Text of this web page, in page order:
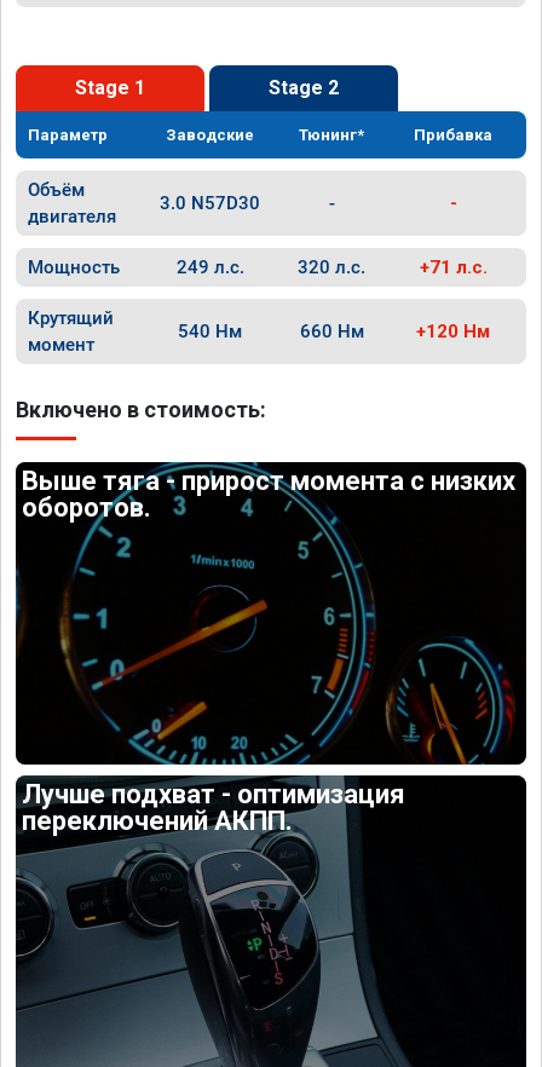
Stage 1 Stage 2
Параметр Заводские Тюнинг* Прибавка
Объём
двигателя
3.0 N57D30 - -
Мощность 249 л.с. 320 л.с. +71 л.с.
Крутящий
момент
540 Нм 660 Нм +120 Нм
Включено в стоимость:
Выше тяга - прирост момента с низких
оборотов.
Лучше подхват - оптимизация
переключений АКПП.